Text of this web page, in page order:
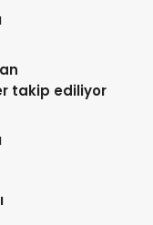
takip ediliyor